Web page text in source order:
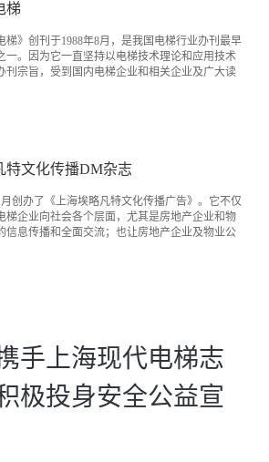
梯
梯》创刊于1988年8月，是我国电梯行业办刊最早
一。因为它一直坚持以电梯技术理论和应用技术
刊宗旨，受到国内电梯企业和相关企业及广大读
特文化传播DM杂志
月创办了《上海埃略凡特文化传播广告》。它不仅
梯企业向社会各个层面，尤其是房地产企业和物
信息传播和全面交流；也让房地产企业及物业公
手上海现代电梯志
极投身安全公益宣